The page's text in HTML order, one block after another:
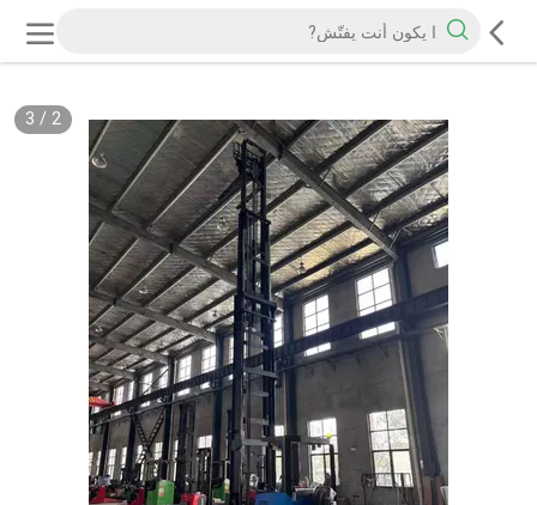
2
/
3